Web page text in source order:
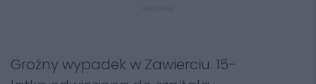
Groźny wypadek w Zawierciu. 15-